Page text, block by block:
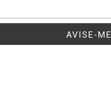
AVISE-ME